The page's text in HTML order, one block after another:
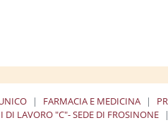
FARMACIA E MEDICINA
LAVORO "C"- SEDE DI FROSINONE